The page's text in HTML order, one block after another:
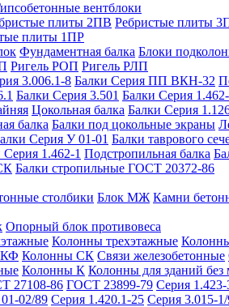
вентблоки
плиты 2ПВ Ребристые плиты
плиты 1ПР
Фундаментная балка Блоки
Ригель РОП Ригель РЛП
3.006.1-8 Балки Серия ПП ВКН-32
Балки Серия 3.501 Балки Серия
Цокольная балка Балки Серия
балка Балки под цокольные экраны
Серия У 01-01 Балки таврового
Серия 1.462-1 Подстропильная балка
Балки стропильные ГОСТ 20372-86
столбики Блок МЖ Камни
Опорный блок противовеса
Колонны трехэтажные
КФ Колонны СК Связи железобетонные
Колонны К Колонны для зданий без
27108-86 ГОСТ 23899-79 Серия 1.423-
02/89 Серия 1.420.1-25 Серия 3.015-1/